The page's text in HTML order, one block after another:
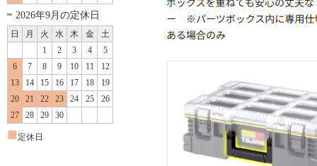
2026年9月の定休日
日 月 火 水 木 金
土
1
2 3 4
5
6
7 8 9 10 11
12
13
14 15 16 17 18
19
20
21 22 23 24 25
26
27
28 29 30
■ 定休日